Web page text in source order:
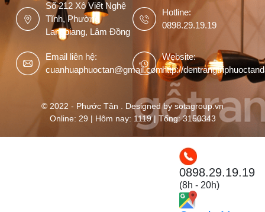
Số 212 Xô Viết Nghệ
Tĩnh, Phường
Langbiang, Lâm Đồng
Hotline:
0898.29.19.19
Email liên hệ:
cuanhuaphuoctan@gmail.com
Website:
http://
© 2022 - Phước Tân . Designed by sotagroup.vn
Online: 29 | Hôm nay: 1119 | Tổng: 3150343
0898.29.19.19
(8h - 20h)